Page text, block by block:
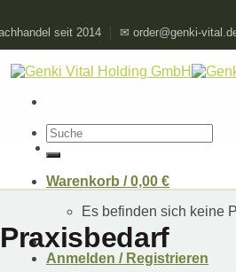
to
content
seit 2014 ✉ order@genki-
Suchen
nach:
Warenkorb /0,00 €
Es befinden sich keine
Anmelden / Registrieren
Praxisbedarf